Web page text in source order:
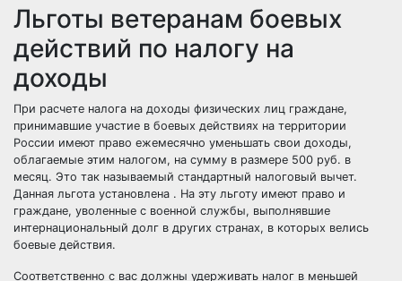
Льготы ветеранам боевых
действий по налогу на
доходы
При расчете налога на доходы физических лиц граждане,
принимавшие участие в боевых действиях на территории
России имеют право ежемесячно уменьшать свои доходы,
облагаемые этим налогом, на сумму в размере 500 руб. в
месяц. Это так называемый стандартный налоговый вычет.
Данная льгота установлена . На эту льготу имеют право и
граждане, уволенные с военной службы, выполнявшие
интернациональный долг в других странах, в которых велись
боевые действия.
Соответственно с вас должны удерживать налог в меньшей